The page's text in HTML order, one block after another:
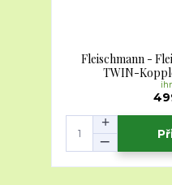
Fleischmann -
TWIN-